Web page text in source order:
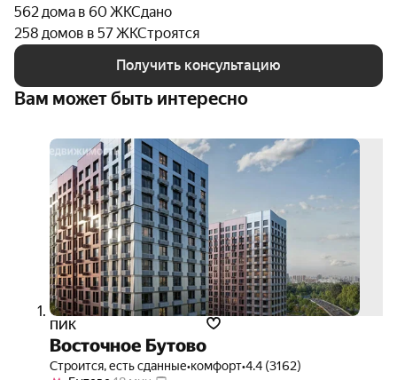
562 дома в 60 ЖКСдано
258 домов в 57 ЖКСтроятся
Получить консультацию
Вам может быть интересно
ПИК
Восточное Бутово
Строится, есть сданные•комфорт•4.4 (3162)